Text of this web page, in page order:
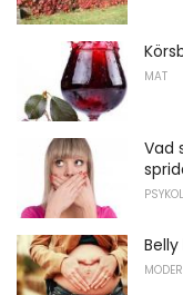
MAT
Vad